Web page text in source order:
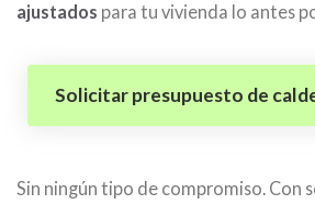
ajustados para tu vivienda lo antes
Solicitar presupuesto de
Sin ningún tipo de compromiso. Con